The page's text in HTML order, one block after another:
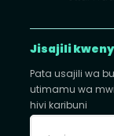
Jisajili
Pata usajili wa
utimamu wa
hivi karibuni